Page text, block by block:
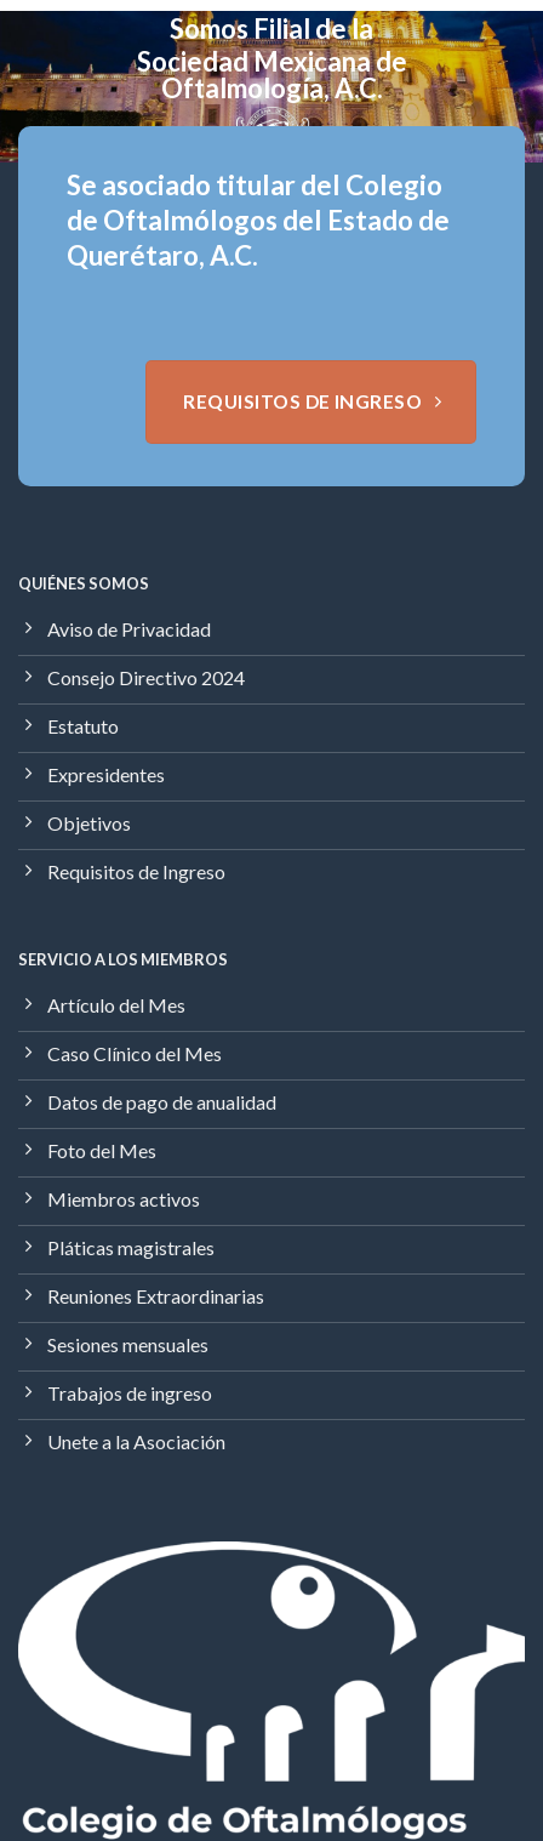
Somos Filial de la
Sociedad Mexicana de
Oftalmología, A.C.
Se asociado titular del Colegio
de Oftalmólogos del Estado de
Querétaro, A.C.
REQUISITOS DE INGRESO
QUIÉNES SOMOS
Aviso de Privacidad
Consejo Directivo 2024
Estatuto
Expresidentes
Objetivos
Requisitos de Ingreso
SERVICIO A LOS MIEMBROS
Artículo del Mes
Caso Clínico del Mes
Datos de pago de anualidad
Foto del Mes
Miembros activos
Pláticas magistrales
Reuniones Extraordinarias
Sesiones mensuales
Trabajos de ingreso
Unete a la Asociación